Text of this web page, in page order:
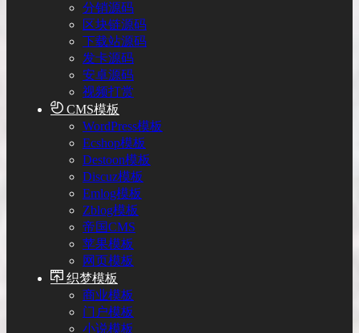
分销源码
区块链源码
下载站源码
发卡源码
安卓源码
视频打赏
CMS模板
WordPress模板
Ecshop模板
Destoon模板
Discuz模板
Emlog模板
Zblog模板
帝国CMS
苹果模板
网页模板
织梦模板
商业模板
门户模板
小说模板